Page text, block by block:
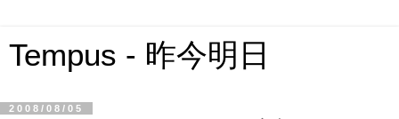
Tempus - 昨今明日
2008/08/05